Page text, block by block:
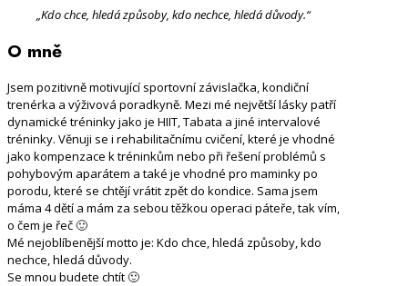
„Kdo chce, hledá způsoby, kdo nechce, hledá důvody.“
O mně
Jsem pozitivně motivující sportovní závislačka, kondiční
trenérka a výživová poradkyně. Mezi mé největší lásky patří
dynamické tréninky jako je HIIT, Tabata a jiné intervalové
tréninky. Věnuji se i rehabilitačnímu cvičení, které je vhodné
jako kompenzace k tréninkům nebo při řešení problémů s
pohybovým aparátem a také je vhodné pro maminky po
porodu, které se chtějí vrátit zpět do kondice. Sama jsem
máma 4 dětí a mám za sebou těžkou operaci páteře, tak vím,
o čem je řeč 🙂
Mé nejoblíbenější motto je: Kdo chce, hledá způsoby, kdo
nechce, hledá důvody.
Se mnou budete chtít 🙂